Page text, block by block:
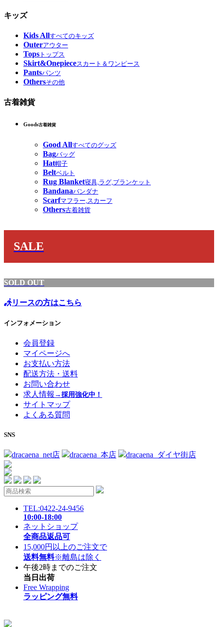
キッズ
Kids Allすべてのキッズ
Outerアウター
Tops トップス
Skirt&Onepieceスカート＆ワンピース
Pantsパンツ
Othersその他
古着雑貨
Goods古着雑貨
Good Allすべてのグッズ
Bagバッグ
Hat帽子
Beltベルト
Rug Blanket寝具,ラグ,ブランケット
Bandanaバンダナ
Scarfマフラー,スカーフ
Others古着雑貨
SALE
SOLD OUT
リースの方はこちら
インフォメーション
会員登録
マイページへ
お支払い方法
配送方法・送料
お問い合わせ
求人情報 →採用強化中！
サイトマップ
よくある質問
SNS
dracaena_net店 dracaena_本店 dracaena_ダイヤ街店
TEL:0422-24-9456
10:00-18:00
ネットショップ
全商品返品可
15,000円以上のご注文で
送料無料※離島は除く
午後2時までのご注文
当日出荷
Free Wrapping
ラッピング無料